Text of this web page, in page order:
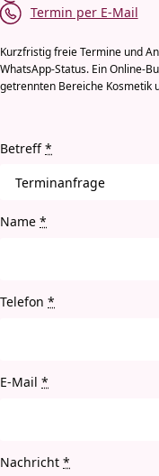
Termin per E-Mail
Kurzfristig freie Termine und
WhatsApp-Status. Ein Online-
getrennten Bereiche Kosmetik
Betreff*
Name *
Telefon *
E-Mail *
Nachricht *